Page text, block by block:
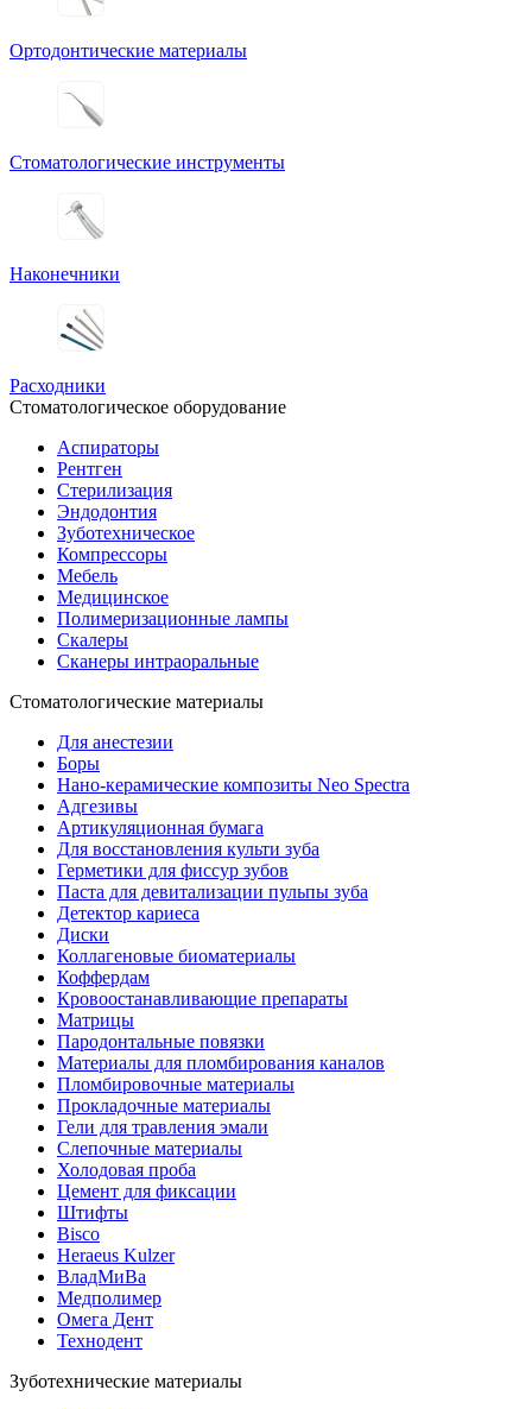
Ортодонтические материалы
Стоматологические инструменты
Наконечники
Расходники
Стоматологическое оборудование
Аспираторы
Рентген
Стерилизация
Эндодонтия
Зуботехническое
Компрессоры
Мебель
Медицинское
Полимеризационные лампы
Скалеры
Сканеры интраоральные
Стоматологические материалы
Для анестезии
Боры
Нано-керамические композиты Neo Spectra
Адгезивы
Артикуляционная бумага
Для восстановления культи зуба
Герметики для фиссур зубов
Паста для девитализации пульпы зуба
Детектор кариеса
Диски
Коллагеновые биоматериалы
Коффердам
Кровоостанавливающие препараты
Матрицы
Пародонтальные повязки
Материалы для пломбирования каналов
Пломбировочные материалы
Прокладочные материалы
Гели для травления эмали
Слепочные материалы
Холодовая проба
Цемент для фиксации
Штифты
Bisco
Heraeus Kulzer
ВладМиВа
Медполимер
Омега Дент
Технодент
Зуботехнические материалы